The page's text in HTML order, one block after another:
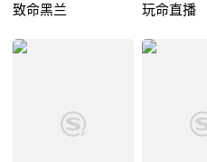
致命黑兰 玩命直播